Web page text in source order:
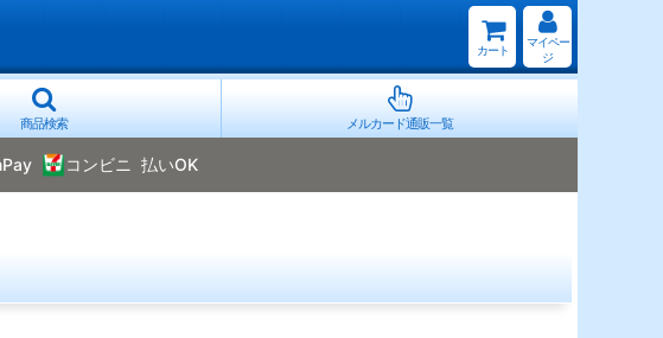
カート
マイペー
ジ
商品検索 メルカード通販一覧
コンビニ 払いOK